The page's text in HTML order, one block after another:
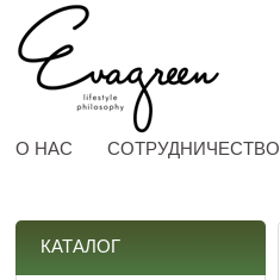
О НАС СОТРУДНИЧЕСТВО
КАТАЛОГ